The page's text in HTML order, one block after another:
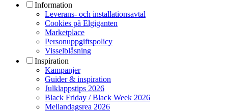
Information
Leverans- och installationsavtal
Cookies på Elgiganten
Marketplace
Personuppgiftspolicy
Visselblåsning
Inspiration
Kampanjer
Guider & inspiration
Julklappstips 2026
Black Friday / Black Week 2026
Mellandagsrea 2026